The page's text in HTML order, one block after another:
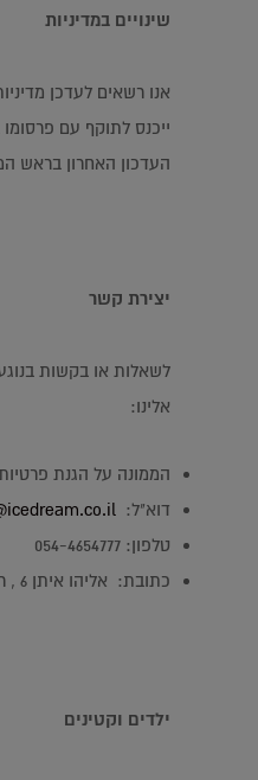
שינויים במדיניות
אנו רשאים לעדכן
ייכנס לתוקף עם
העדכון האחרון בראש
יצירת קשר
לשאלות או בקשות בנוגע
אלינו:
הממונה על הגנת
דוא"ל:
טלפון: 054-4654777
כתובת: אליהו איתן 6 , ראשון לציון
ילדים וקטינים